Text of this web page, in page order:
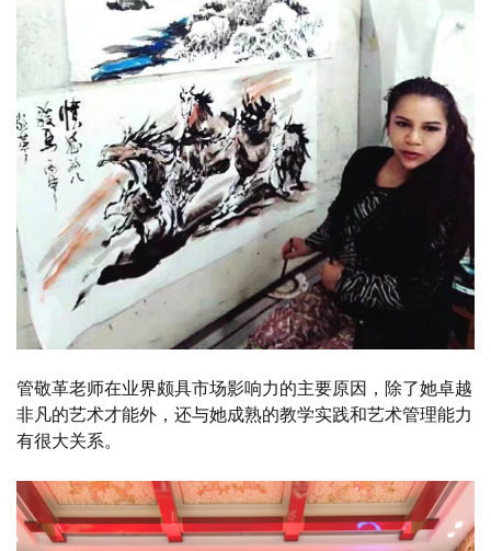
管敬革老师在业界颇具市场影响力的主要原因，除了她卓越
非凡的艺术才能外，还与她成熟的教学实践和艺术管理能力
有很大关系。